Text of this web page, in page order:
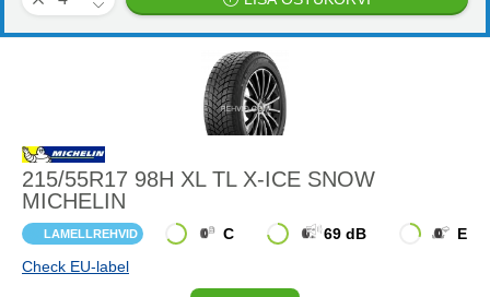
215/55R17 98H XL TL X-ICE SNOW
MICHELIN
LAMELLREHVID C 69 dB
E
Check EU-label